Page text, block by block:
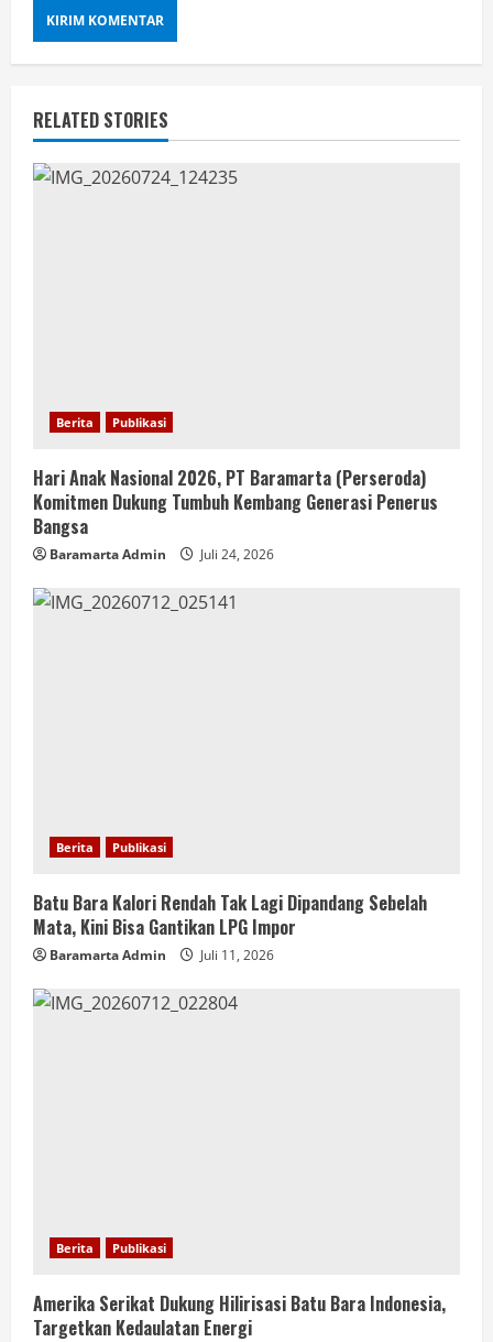
RELATED STORIES
Berita Publikasi
Hari Anak Nasional 2026, PT Baramarta (Perseroda)
Komitmen Dukung Tumbuh Kembang Generasi Penerus
Bangsa
Baramarta Admin Juli 24, 2026
Berita Publikasi
Batu Bara Kalori Rendah Tak Lagi Dipandang Sebelah
Mata, Kini Bisa Gantikan LPG Impor
Baramarta Admin Juli 11, 2026
Berita Publikasi
Amerika Serikat Dukung Hilirisasi Batu Bara Indonesia,
Targetkan Kedaulatan Energi